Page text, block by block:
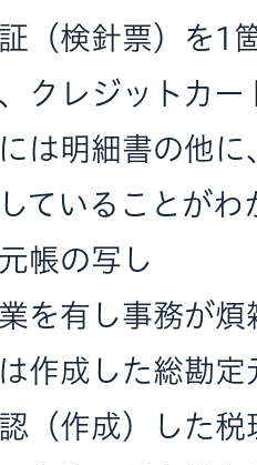
（検針票）を1
クレジットカ
は明細書の他
ていることがわ
帳の写し
を有し事務が
作成した総勘
（作成）した